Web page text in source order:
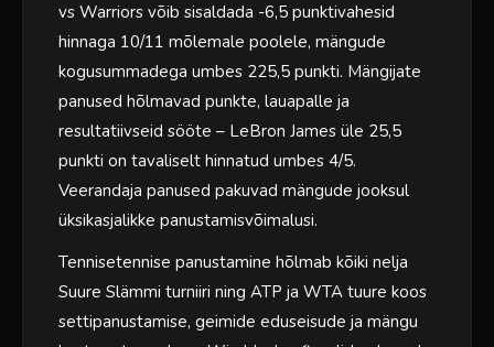
vs Warriors võib sisaldada -6,5 punktivahesid
hinnaga 10/11 mõlemale poolele, mängude
kogusummadega umbes 225,5 punkti. Mängijate
panused hõlmavad punkte, lauapalle ja
resultatiivseid sööte – LeBron James üle 25,5
punkti on tavaliselt hinnatud umbes 4/5.
Veerandaja panused pakuvad mängude jooksul
üksikasjalikke panustamisvõimalusi.
Tennisetennise panustamine hõlmab kõiki nelja
Suure Slämmi turniiri ning ATP ja WTA tuure koos
settipanustamise, geimide eduseisude ja mängu